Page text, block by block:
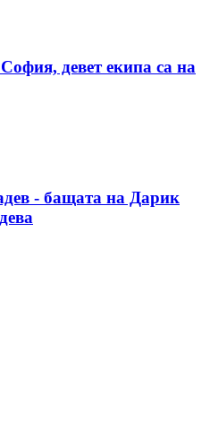
девет екипа са на
- бащата на Дарик